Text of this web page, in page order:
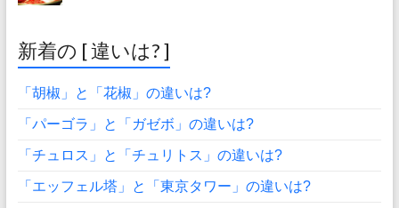
新着の [ 違いは? ]
「胡椒」と「花椒」の違いは?
「パーゴラ」と「ガゼボ」の違いは?
「チュロス」と「チュリトス」の違いは?
「エッフェル塔」と「東京タワー」の違いは?